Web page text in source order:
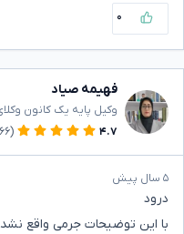
۰
فهیمه صیاد
وکیل پایه یک کانون
۴.۷
(۳۶۶)
۵ سال پیش
درود
با این توضیحات جرمی واقع